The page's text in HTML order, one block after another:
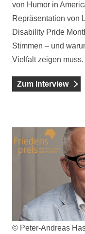
von Humor in
Repräsentation von
Disability Pride
Stimmen – und
Vielfalt zeigen muss.
Zum Interview
© Peter-Andreas